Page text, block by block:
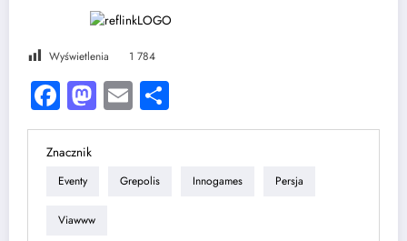
Wyświetlenia 1 784
Facebook
Mastodon
Email
Znacznik
Eventy Grepolis Innogames Persja
Viawww